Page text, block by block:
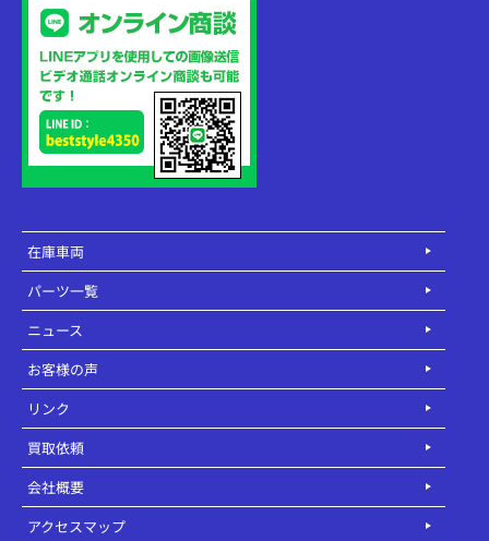
在庫車両
パーツ一覧
ニュース
お客様の声
リンク
買取依頼
会社概要
アクセスマップ